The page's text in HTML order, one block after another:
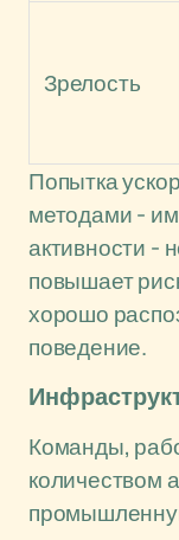
Зрелость
Попытка
методами -
активности -
повышает
хорошо
поведение.
Команды,
количеством